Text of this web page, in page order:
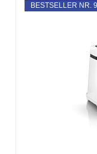
BESTSELLER NR. 9